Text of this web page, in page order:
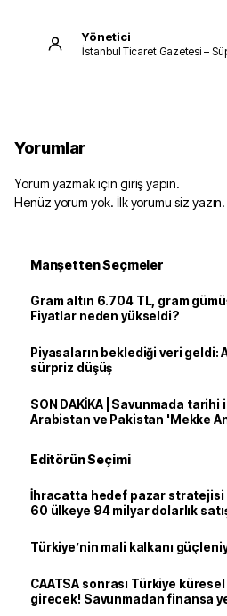
Yönetici
İstanbul Ticaret Gazetesi –
Yorumlar
Yorum yazmak için giriş yapın.
Henüz yorum yok. İlk yorumu siz yazın.
Manşetten Seçmeler
Gram altın 6.704 TL, gram
Fiyatlar neden yükseldi?
Piyasaların beklediği veri geldi:
sürpriz düşüş
SON DAKİKA | Savunmada
Arabistan ve Pakistan 'Mekke
Editörün Seçimi
İhracatta hedef pazar stratejisi
60 ülkeye 94 milyar dolarlık
Türkiye’nin mali kalkanı
CAATSA sonrası Türkiye
girecek! Savunmadan finansa